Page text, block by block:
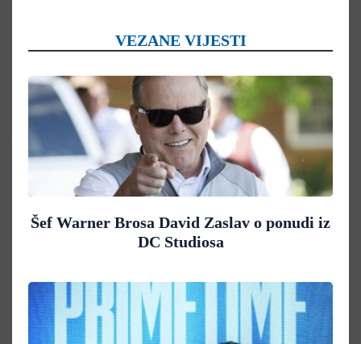
VEZANE VIJESTI
Šef Warner Brosa David Zaslav o ponudi iz
DC Studiosa